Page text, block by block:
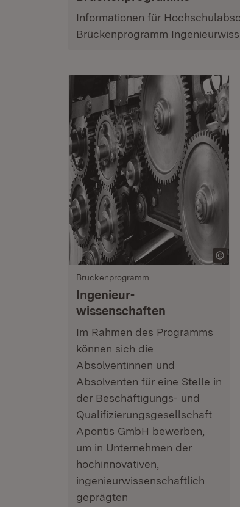
Informationen für
Brückenprogramm
Brückenprogramm
Ingenieur-
wissenschaften
Im Rahmen des Programms
können sich die
Absolventinnen und
Absolventen für eine Stelle in
der Beschäftigungs- und
Qualifizierungsgesellschaft
Apontis GmbH bewerben,
um in Unternehmen der
hochinnovativen,
ingenieurwissenschaftlich
geprägten